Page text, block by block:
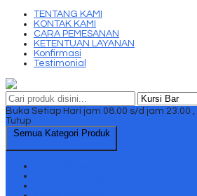
TENTANG KAMI
KONTAK KAMI
CARA PEMESANAN
KETENTUAN LAYANAN
Konfirmasi
Testimonial
Buka Setiap Hari jam 08.00 s/d jam 23.00
Tutup
Semua Kategori Produk